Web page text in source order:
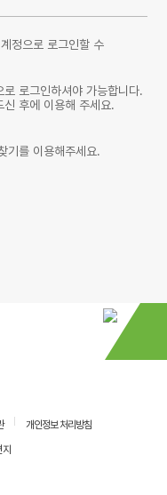
정으로 로그인할 수
로그인하셔야 가능합니다.
신 후에 이용해 주세요.
기를 이용해주세요.
개인정보 처리방침